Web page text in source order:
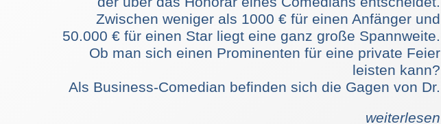
Zwischen weniger als 1000 € für einen Anfänger und
50.000 € für einen Star liegt eine ganz große Spannweite.
Ob man sich einen Prominenten für eine private Feier
leisten kann?
Als Business-Comedian befinden sich die Gagen von Dr.
weiterlesen